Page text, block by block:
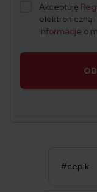
Akceptuję
elektroniczną
Informacje o
#cepik